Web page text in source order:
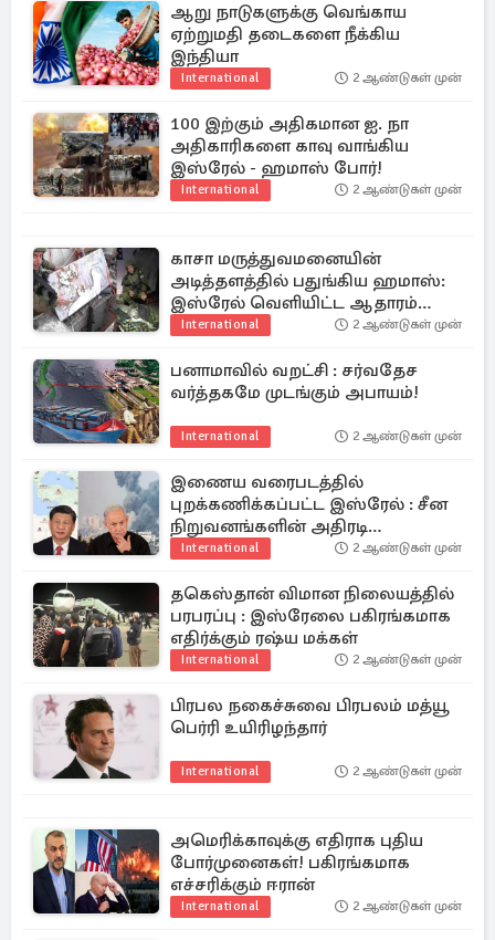
ஆறு நாடுகளுக்கு வெங்காய
ஏற்றுமதி தடைகளை நீக்கிய
இந்தியா
International 2 ஆண்டுகள் முன்
100 இற்கும் அதிகமான ஐ. நா
அதிகாரிகளை காவு வாங்கிய
இஸ்ரேல் - ஹமாஸ் போர்!
International 2 ஆண்டுகள் முன்
காசா மருத்துவமனையின்
அடித்தளத்தில் பதுங்கிய ஹமாஸ்:
இஸ்ரேல் வெளியிட்ட ஆதாரம்
(காணொளி)
International 2 ஆண்டுகள் முன்
பனாமாவில் வறட்சி : சர்வதேச
வர்த்தகமே முடங்கும் அபாயம்!
International 2 ஆண்டுகள் முன்
இணைய வரைபடத்தில்
புறக்கணிக்கப்பட்ட இஸ்ரேல் : சீன
நிறுவனங்களின் அதிரடி
நடவடிக்கை
International 2 ஆண்டுகள் முன்
தகெஸ்தான் விமான நிலையத்தில்
பரபரப்பு : இஸ்ரேலை பகிரங்கமாக
எதிர்க்கும் ரஷ்ய மக்கள்
International 2 ஆண்டுகள் முன்
பிரபல நகைச்சுவை பிரபலம் மத்யூ
பெர்ரி உயிரிழந்தார்
International 2 ஆண்டுகள் முன்
அமெரிக்காவுக்கு எதிராக புதிய
போர்முனைகள்! பகிரங்கமாக
எச்சரிக்கும் ஈரான்
International 2 ஆண்டுகள் முன்